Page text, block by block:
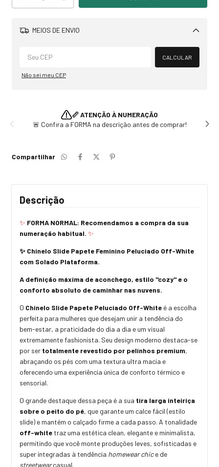
MEIOS DE ENVIO
Alterar CEP
CALCULAR
Não sei meu CEP
📏 ATENÇÃO À NUMERAÇÃO
🚨 Confira a FORMA na descrição antes de comprar!
Compartilhar
Descrição
✨ FORMA NORMAL: Recomendamos a compra da sua
numeração habitual. ✨
✨ Chinelo Slide Papete Feminino Peluciado Off-White
com Solado Plataforma.
A definição máxima de aconchego, estilo "cozy" e o
conforto absoluto de caminhar nas nuvens.
O Chinelo Slide Papete Peluciado Off-White é a escolha
perfeita para mulheres que desejam unir a tendência do
bem-estar, a praticidade do dia a dia e um visual
extremamente fashionista. Seu design moderno destaca-se
por ser totalmente revestido por pelinhos premium,
abraçando os pés com uma textura ultra macia e
oferecendo uma experiência única de conforto térmico e
sensorial.
O grande destaque dessa peça é a sua tira larga inteiriça
sobre o peito do pé, que garante um calce fácil (estilo
slide) e mantém o calçado firme a cada passo. A tonalidade
off-white traz uma estética clean, elegante e minimalista,
permitindo que você monte produções leves, sofisticadas e
super integradas à tendência homewear chice de
streetwearcasual.